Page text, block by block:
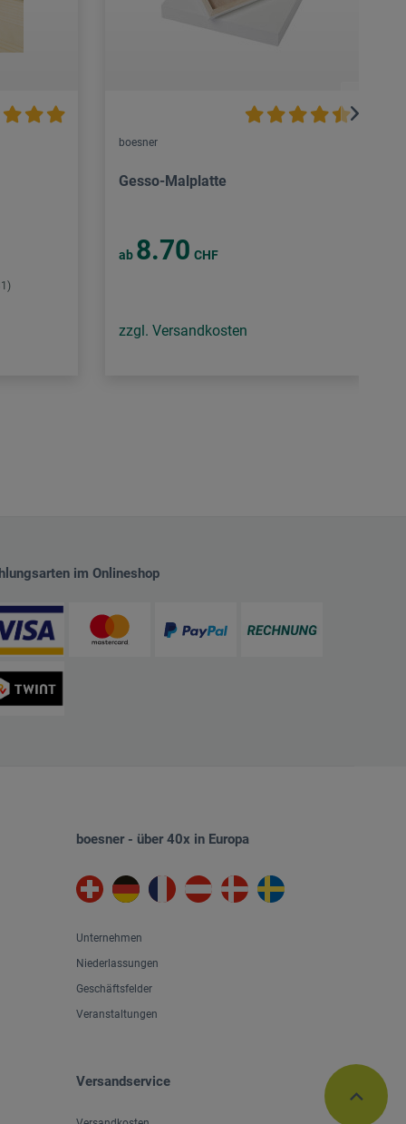
boesner
Gesso-Malplatte
ab 8.70 CHF
zzgl. Versandkosten
im Onlineshop
boesner - über 40x in Europa
Unternehmen
Niederlassungen
Geschäftsfelder
Veranstaltungen
Versandservice